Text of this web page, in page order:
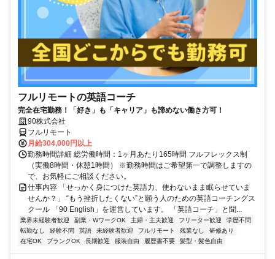
フルリモートの英語コーチ
完全在宅勤務！「好き」も「キャリア」も諦めない働き方可！
90株式会社
フルリモート
月給304,000円以上
勤務時間詳細 総労働時間：1ヶ月あたり165時間 フルフレックス制
（実働8時間・休憩1時間） ※勤務時間はご希望第一で調整しますの
で、お気軽にご相談ください。
仕事内容 「せっかく身につけた英語力、使わないまま眠らせていま
せんか？」 “もう挫折したくない”と願う人のための英語コーチングス
クール 「90 English」を運営しています。 「英語コーチ」と聞...
業界未経験者歓迎 副業・WワークOK 主婦・主夫歓迎 フリーター歓迎
学歴不問
転勤なし
経験不問 英語 未経験者歓迎 フルリモート 残業なし
研修あり
在宅OK
ブランクOK 長期歓迎 服装自由 履歴書不要 髪型・髪色自由